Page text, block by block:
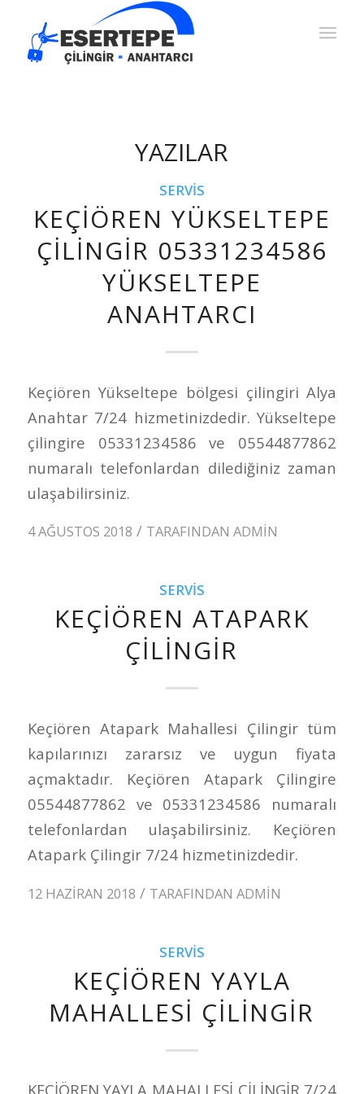
YAZILAR
SERVIS
KEÇIÖREN YÜKSELTEPE
ÇILINGIR 05331234586
YÜKSELTEPE
ANAHTARCI
Keçiören Yükseltepe bölgesi çilingiri Alya
Anahtar 7/24 hizmetinizdedir. Yükseltepe
çilingire 05331234586 ve 05544877862
numaralı telefonlardan dilediğiniz zaman
ulaşabilirsiniz.
4 AĞUSTOS 2018 / TARAFINDAN ADMIN
SERVIS
KEÇIÖREN ATAPARK
ÇILINGIR
Keçiören Atapark Mahallesi Çilingir tüm
kapılarınızı zararsız ve uygun fiyata
açmaktadır. Keçiören Atapark Çilingire
05544877862 ve 05331234586 numaralı
telefonlardan ulaşabilirsiniz. Keçiören
Atapark Çilingir 7/24 hizmetinizdedir.
12 HAZIRAN 2018 / TARAFINDAN ADMIN
SERVIS
KEÇİÖREN YAYLA
MAHALLESİ ÇİLİNGİR
KEÇİÖREN YAYLA MAHALLESİ ÇİLİNGİR 7/24